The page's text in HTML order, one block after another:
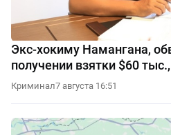
Экс-хокиму Намангана,
получении взятки $60
Криминал7 августа 16:51